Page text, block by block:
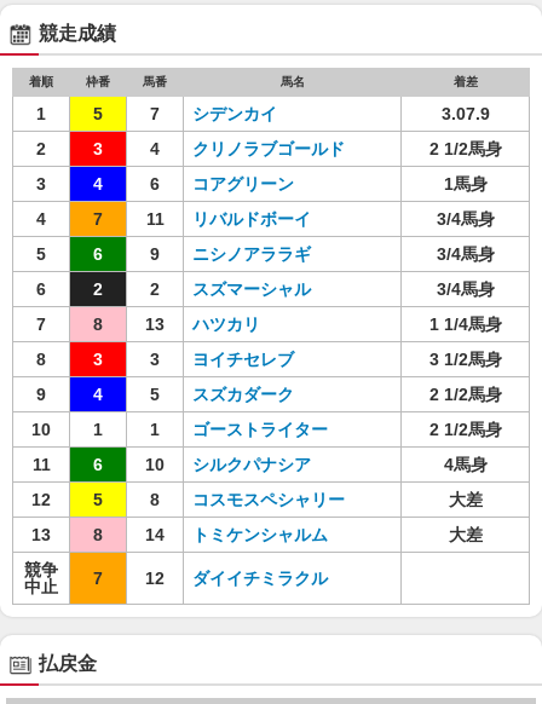
競走成績
着順 枠番 馬番 馬名 着差
1 5 7 シデンカイ
3.07.9
2
3 4 クリノラブゴールド
2 1/2馬身
3
4 6 コアグリーン
1馬身
4
7 11 リバルドボーイ
3/4馬身
5
6 9 ニシノアララギ
3/4馬身
6
2 2 スズマーシャル
3/4馬身
7
8 13 ハツカリ
1 1/4馬身
8
3 3 ヨイチセレブ
3 1/2馬身
9
4 5 スズカダーク
2 1/2馬身
10
1 1 ゴーストライター
2 1/2馬身
11
6 10 シルクパナシア
4馬身
12
5 8 コスモスペシャリー
大差
13
8 14 トミケンシャルム
大差
競争
中止
7 12 ダイイチミラクル
払戻金